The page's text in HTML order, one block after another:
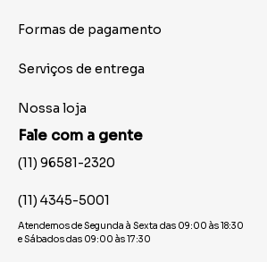
Formas de pagamento
Serviços de entrega
Nossa loja
Fale com a gente
(11) 96581-2320
(11) 4345-5001
Atendemos de Segunda à Sexta das 09:00 às 18:30
e Sábados das 09:00 às 17:30